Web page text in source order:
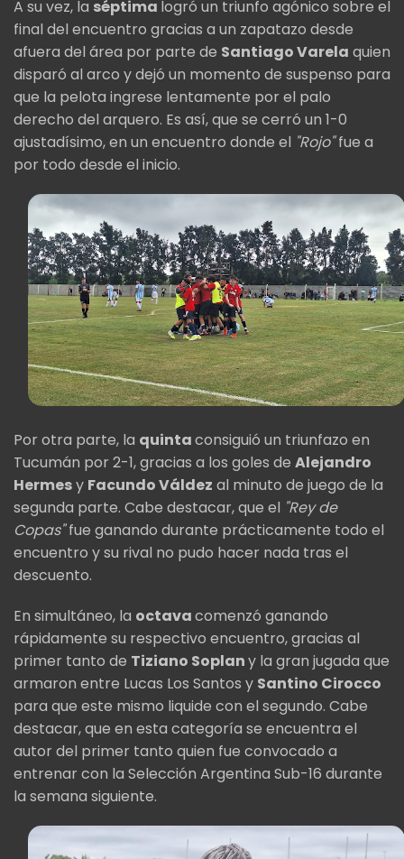
A su vez, la séptima logró un triunfo agónico sobre el
final del encuentro gracias a un zapatazo desde
afuera del área por parte de Santiago Varela quien
disparó al arco y dejó un momento de suspenso para
que la pelota ingrese lentamente por el palo
derecho del arquero. Es así, que se cerró un 1-0
ajustadísimo, en un encuentro donde el "Rojo"fue a
por todo desde el inicio.
Por otra parte, la quintaconsiguió un triunfazo en
Tucumán por 2-1, gracias a los goles de Alejandro
Hermesy Facundo Váldez al minuto de juego de la
segunda parte. Cabe destacar, que el "Rey de
Copas"fue ganando durante prácticamente todo el
encuentro y su rival no pudo hacer nada tras el
descuento.
En simultáneo, la octavacomenzó ganando
rápidamente su respectivo encuentro, gracias al
primer tanto de Tiziano Soplany la gran jugada que
armaron entre Lucas Los Santos y Santino Cirocco
para que este mismo liquide con el segundo. Cabe
destacar, que en esta categoría se encuentra el
autor del primer tanto quien fue convocado a
entrenar con la Selección Argentina Sub-16 durante
la semana siguiente.